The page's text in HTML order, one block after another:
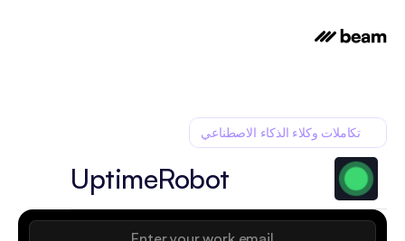
تكاملات وكلاء الذكاء الاصطناعي
UptimeRobot